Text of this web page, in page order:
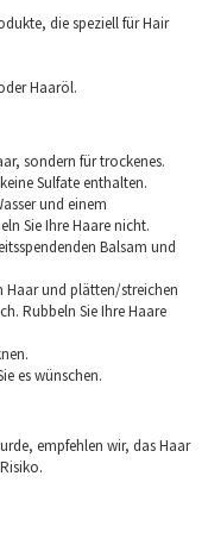
die speziell für Hair
Haaröl.
sondern für trockenes.
Sulfate enthalten.
und einem
Sie Ihre Haare nicht.
Balsam und
Haar und plätten/streichen
Rubbeln Sie Ihre Haare
es wünschen.
empfehlen wir, das Haar